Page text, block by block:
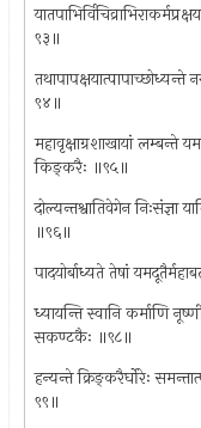
९३॥
९४॥
महावृक्षाग्रशाखायां लम्बन्ते
किङ्करैः ॥९५॥
दोल्यन्तश्वातिवेगेन निःसंज्ञा
॥९६॥
पादयोर्बाध्यते तेषां
ध्यायन्ति स्वानि कर्माणि नूष्णीं
सकण्टकैः ॥९८॥
हन्यन्ते क्रिङ्करैर्घोरेः
९९॥